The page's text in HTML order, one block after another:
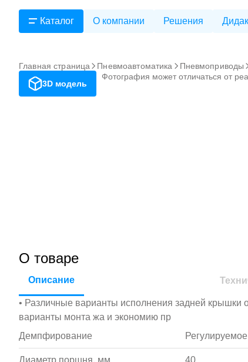
Каталог О компании Решения
Главная страница Пневмоавтоматика Пневмоприводы
3D модель
Фотография может отличаться от
О товаре
Описание
• Различные варианты исполнения задней крышки
варианты монта жа и экономию пр
Демпфирование
Диаметр поршня, мм 40